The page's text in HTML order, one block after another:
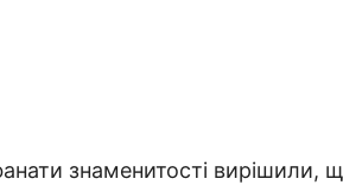
знаменитості вирішили,